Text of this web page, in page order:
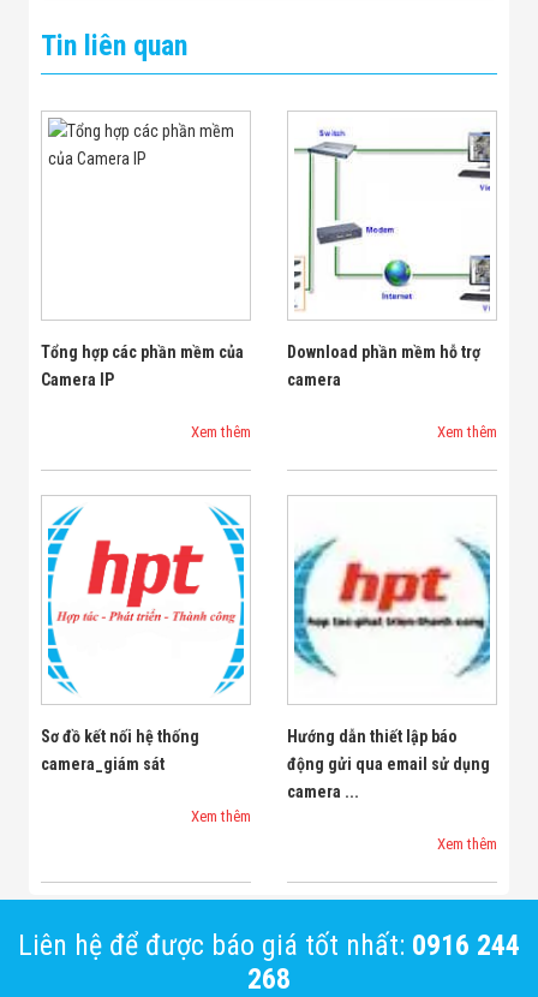
Tin liên quan
Tổng hợp các phần mềm của
Camera IP
Xem thêm
Download phần mềm hỗ trợ
camera
Xem thêm
Sơ đồ kết nối hệ thống
camera_giám sát
Xem thêm
Hướng dẫn thiết lập báo
động gửi qua email sử dụng
camera ...
Xem thêm
Liên hệ để được báo giá tốt nhất: 0916 244
268